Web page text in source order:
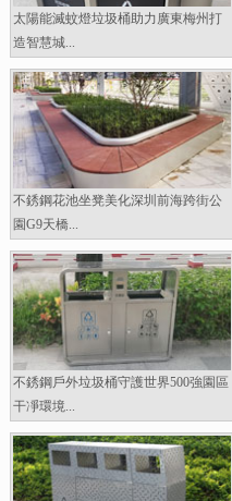
太陽能滅蚊燈垃圾桶助力廣東梅州打
造智慧城...
不銹鋼花池坐凳美化深圳前海跨街公
園G9天橋...
不銹鋼戶外垃圾桶守護世界500強園區
干凈環境...